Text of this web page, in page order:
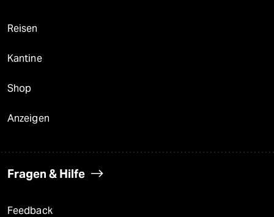
Reisen
Kantine
Shop
Anzeigen
Fragen & Hilfe
Feedback